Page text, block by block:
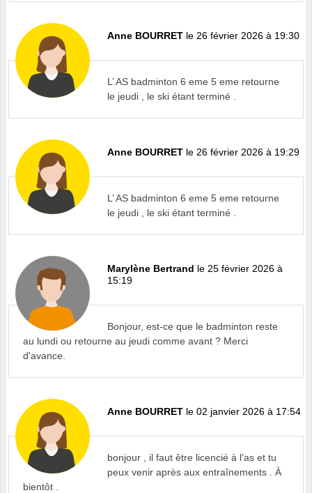
Anne BOURRET le 26 février 2026 à 19:30
L’ AS badminton 6 eme 5 eme retourne
le jeudi , le ski étant terminé .
Anne BOURRET le 26 février 2026 à 19:29
L’ AS badminton 6 eme 5 eme retourne
le jeudi , le ski étant terminé .
Marylène Bertrand le 25 février 2026 à
15:19
Bonjour, est-ce que le badminton reste
au lundi ou retourne au jeudi comme avant ? Merci
d'avance.
Anne BOURRET le 02 janvier 2026 à 17:54
bonjour , il faut être licencié à l’as et tu
peux venir après aux entraînements . À
bientôt .